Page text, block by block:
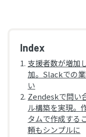
支援者数が増加
加。Slackでの
い
Zendeskで問い
ル構築を実現。
タムで作成する
頼もシンプルに